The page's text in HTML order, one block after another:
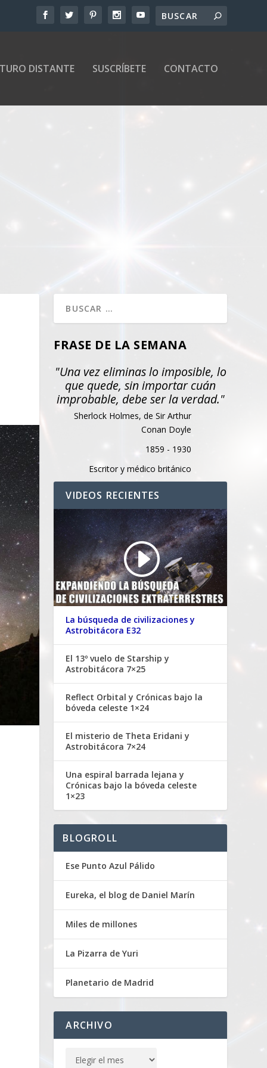
DISTANTE SUSCRÍBETE CONTACTO
FRASE DE LA SEMANA
"Una vez eliminas lo imposible, lo
que quede, sin importar cuán
improbable, debe ser la verdad."
Sherlock Holmes, de Sir Arthur
Conan Doyle
1859 - 1930
Escritor y médico británico
VIDEOS RECIENTES
La búsqueda de civilizaciones y
Astrobitácora E32
El 13º vuelo de Starship y
Astrobitácora 7×25
Reflect Orbital y Crónicas bajo la
bóveda celeste 1×24
El misterio de Theta Eridani y
Astrobitácora 7×24
Una espiral barrada lejana y
Crónicas bajo la bóveda celeste
1×23
BLOGROLL
Ese Punto Azul Pálido
Eureka, el blog de Daniel Marín
Miles de millones
La Pizarra de Yuri
Planetario de Madrid
ARCHIVO